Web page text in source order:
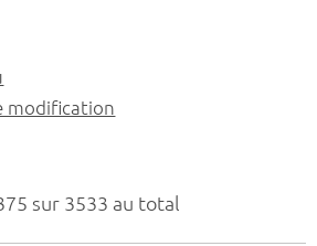
sur 3533 au total
modification